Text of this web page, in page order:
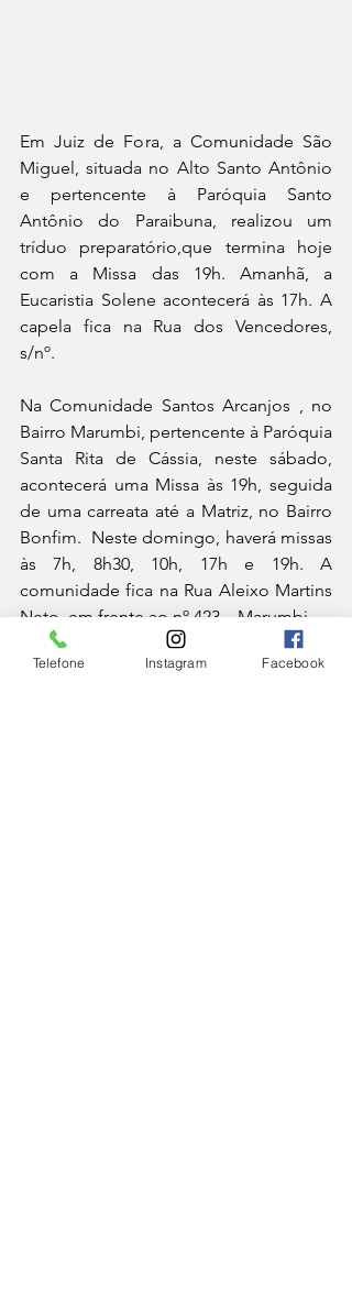
Em Juiz de Fora, a Comunidade São
Miguel, situada no Alto Santo Antônio
e pertencente à Paróquia Santo
Antônio do Paraibuna, realizou um
tríduo preparatório,que termina hoje
com a Missa das 19h. Amanhã, a
Eucaristia Solene acontecerá às 17h. A
capela fica na Rua dos Vencedores,
s/nº.
Na Comunidade Santos Arcanjos , no
Bairro Marumbi, pertencente à Paróquia
Santa Rita de Cássia, neste sábado,
acontecerá uma Missa às 19h, seguida
de uma carreata até a Matriz, no Bairro
Bonfim.  Neste domingo, haverá missas
às 7h, 8h30, 10h, 17h e 19h. A
comunidade fica na Rua Aleixo Martins
Neto, em frente ao nº 423 – Marumbi
IGREJA
Telefone Instagram Facebook